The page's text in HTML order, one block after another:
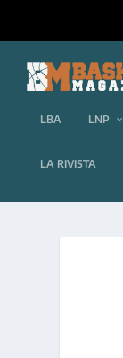
LBA LNP
LA RIVISTA